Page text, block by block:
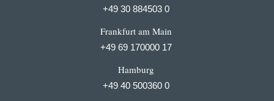
+49 30 884503 0
Frankfurt am Main
+49 69 170000 17
Hamburg
+49 40 500360 0